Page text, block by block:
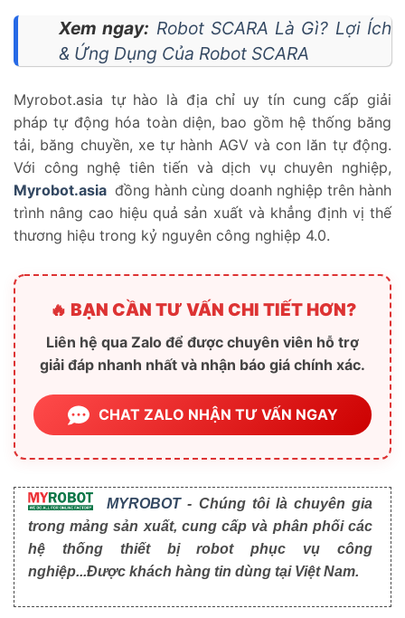
Xem ngay: Robot SCARA Là Gì? Lợi Ích
& Ứng Dụng Của Robot SCARA
Myrobot.asia tự hào là địa chỉ uy tín cung cấp giải
pháp tự động hóa toàn diện, bao gồm hệ thống băng
tải, băng chuyền, xe tự hành AGV và con lăn tự động.
Với công nghệ tiên tiến và dịch vụ chuyên nghiệp,
Myrobot.asia đồng hành cùng doanh nghiệp trên hành
trình nâng cao hiệu quả sản xuất và khẳng định vị thế
thương hiệu trong kỷ nguyên công nghiệp 4.0.
🔥 BẠN CẦN TƯ VẤN CHI TIẾT HƠN?
Liên hệ qua Zalo để được chuyên viên hỗ trợ
giải đáp nhanh nhất và nhận báo giá chính xác.
CHAT ZALO NHẬN TƯ VẤN NGAY
MYROBOT- Chúng tôi là chuyên gia
trong mảng sản xuất, cung cấp và phân phối các
hệ thống thiết bị robot phục vụ công
nghiệp...Được khách hàng tin dùng tại Việt Nam.